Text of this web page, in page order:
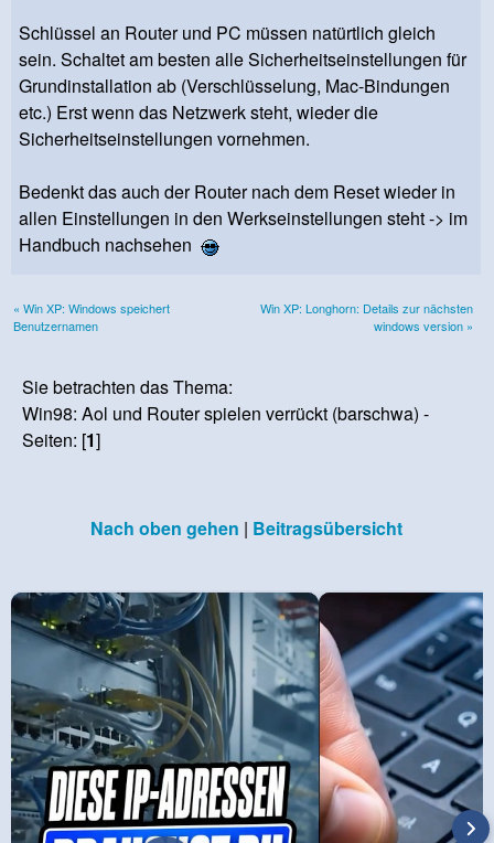
Schlüssel an Router und PC müssen natürtlich gleich
sein. Schaltet am besten alle Sicherheitseinstellungen für
Grundinstallation ab (Verschlüsselung, Mac-Bindungen
etc.) Erst wenn das Netzwerk steht, wieder die
Sicherheitseinstellungen vornehmen.
Bedenkt das auch der Router nach dem Reset wieder in
allen Einstellungen in den Werkseinstellungen steht -> im
Handbuch nachsehen
« Win XP: Windows speichert
Benutzernamen
Win XP: Longhorn: Details zur nächsten
windows version »
Sie betrachten das Thema:
Win98: Aol und Router spielen verrückt (barschwa) -
Seiten: [1]
Nach oben gehen | Beitragsübersicht